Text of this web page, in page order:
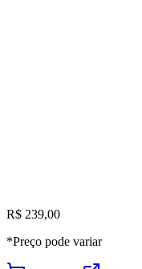
R$ 239,00
*Preço pode variar